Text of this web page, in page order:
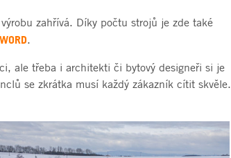
zahřívá. Díky počtu strojů je zde také
.
ale třeba i architekti či bytový designeři si je
se zkrátka musí každý zákazník cítit skvěle.